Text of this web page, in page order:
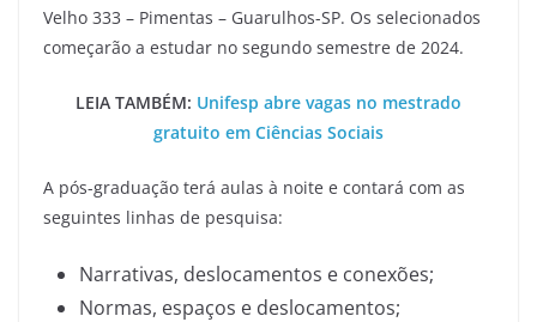
Velho 333 – Pimentas – Guarulhos-SP. Os selecionados
começarão a estudar no segundo semestre de 2024.
LEIA TAMBÉM: Unifesp abre vagas no mestrado
gratuito em Ciências Sociais
A pós-graduação terá aulas à noite e contará com as
seguintes linhas de pesquisa:
Narrativas, deslocamentos e conexões;
Normas, espaços e deslocamentos;